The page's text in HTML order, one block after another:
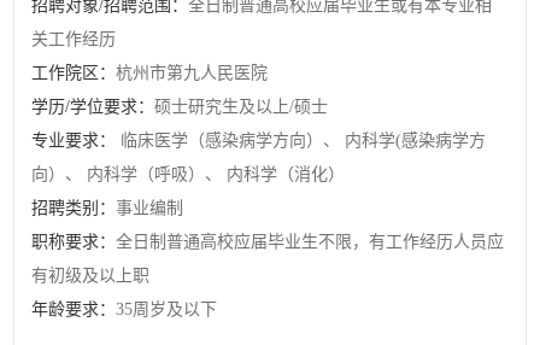
招聘对象/招聘范围：全日制普通高校应届毕业生或有本专业相
关工作经历
工作院区：杭州市第九人民医院
学历/学位要求：硕士研究生及以上/硕士
专业要求：
临床医学（感染病学方向）、 内科学(感染病学方
向）、 内科学（呼吸）、 内科学（消化）
招聘类别：事业编制
职称要求：全日制普通高校应届毕业生不限，有工作经历人员应
有初级及以上职
年龄要求：35周岁及以下